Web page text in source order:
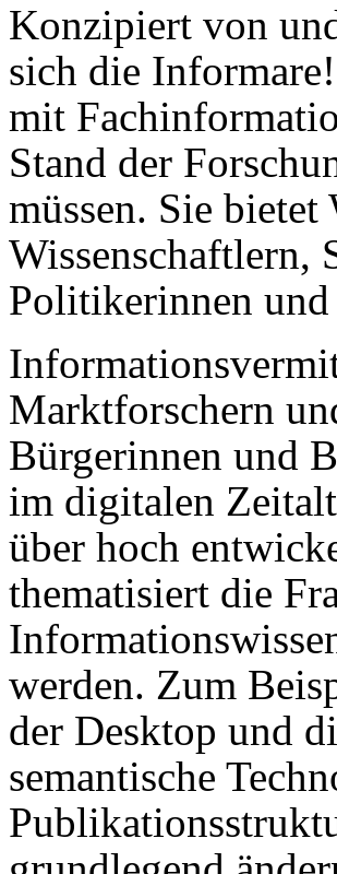
Konzipiert von
sich die
mit
Stand der
müssen. Sie
Wissenschaftlern,
Politikerinnen
Marktforschern
Bürgerinnen und
im digitalen
über hoch
thematisiert die
werden. Zum
der Desktop und
semantische